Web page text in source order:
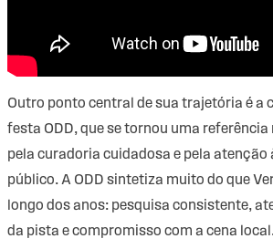
Outro ponto central de sua trajetória é a
festa ODD, que se tornou uma
pela curadoria cuidadosa e pela atenção
público. A ODD sintetiza muito do que
longo dos anos: pesquisa consistente,
da pista e compromisso com a cena